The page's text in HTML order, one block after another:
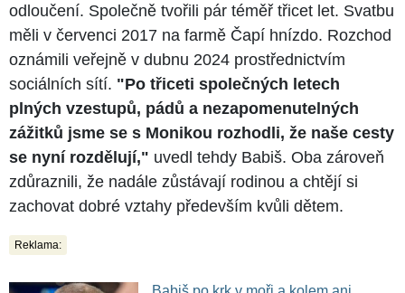
odloučení. Společně tvořili pár téměř třicet let. Svatbu
měli v červenci 2017 na farmě Čapí hnízdo. Rozchod
oznámili veřejně v dubnu 2024 prostřednictvím
sociálních sítí. "Po třiceti společných letech
plných vzestupů, pádů a nezapomenutelných
zážitků jsme se s Monikou rozhodli, že naše cesty
se nyní rozdělují," uvedl tehdy Babiš. Oba zároveň
zdůraznili, že nadále zůstávají rodinou a chtějí si
zachovat dobré vztahy především kvůli dětem.
Reklama: